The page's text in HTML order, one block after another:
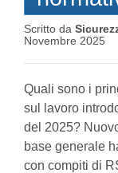
Scritto da
Novembre 2025
Quali sono i
sul lavoro
del 2025?
base generale
con compiti di